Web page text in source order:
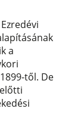
a
től. De